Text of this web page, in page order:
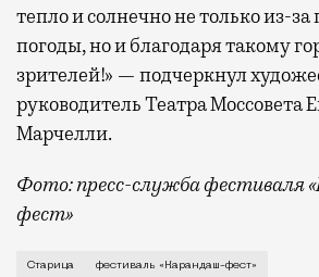
тепло и солнечно не только из-
погоды, но и благодаря такому
зрителей!» — подчеркнул
руководитель Театра Моссовета
Марчелли.
Фото: пресс-служба фестиваля
фест»
В минувший уикенд маленькая
Старица фестиваль «Карандаш-фест»